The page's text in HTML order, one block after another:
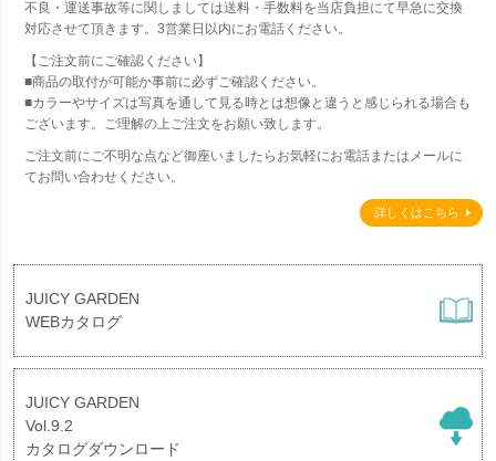
不良・運送事故等に関しましては送料・手数料を当店負担にて早急に交換
対応させて頂きます。3営業日以内にお電話ください。
【ご注文前にご確認ください】
■商品の取付が可能か事前に必ずご確認ください。
■カラーやサイズは写真を通して見る時とは想像と違うと感じられる場合も
ございます。ご理解の上ご注文をお願い致します。
ご注文前にご不明な点など御座いましたらお気軽にお電話またはメールに
てお問い合わせください。
詳しくはこちら
JUICY GARDEN
WEBカタログ
JUICY GARDEN
Vol.9.2
カタログダウンロード